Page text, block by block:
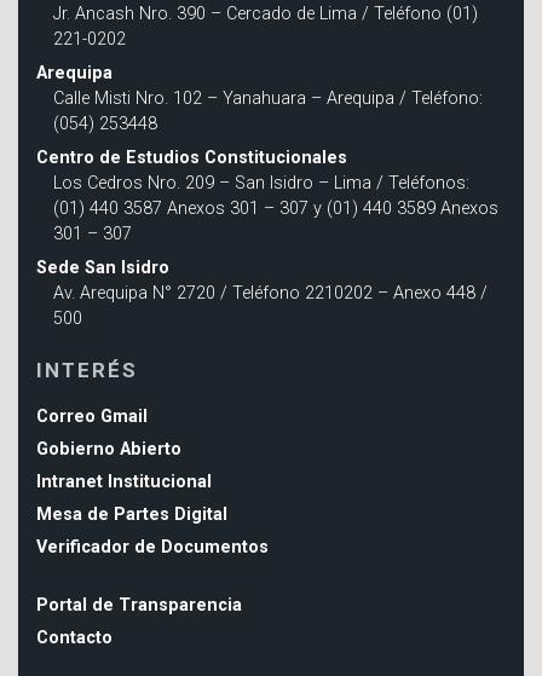
Jr. Ancash Nro. 390 – Cercado de Lima / Teléfono (01)
221-0202
Arequipa
Calle Misti Nro. 102 – Yanahuara – Arequipa / Teléfono:
(054) 253448
Centro de Estudios Constitucionales
Los Cedros Nro. 209 – San Isidro – Lima / Teléfonos:
(01) 440 3587 Anexos 301 – 307 y (01) 440 3589 Anexos
301 – 307
Sede San Isidro
Av. Arequipa N° 2720 / Teléfono 2210202 – Anexo 448 /
500
INTERÉS
Correo Gmail
Gobierno Abierto
Intranet Institucional
Mesa de Partes Digital
Verificador de Documentos
Portal de Transparencia
Contacto